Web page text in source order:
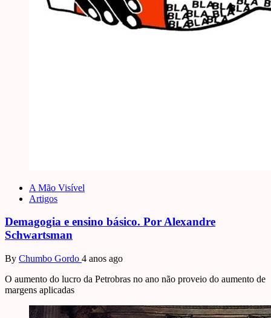
A Mão Visível
Artigos
Demagogia e ensino básico. Por Alexandre
Schwartsman
By Chumbo Gordo 4 anos ago
O aumento do lucro da Petrobras no ano não proveio do aumento de
margens aplicadas